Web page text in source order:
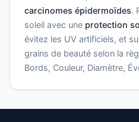
carcinomes épidermoïdes.
soleil avec une protection
évitez les UV artificiels, et
grains de beauté selon la
Bords, Couleur, Diamètre,